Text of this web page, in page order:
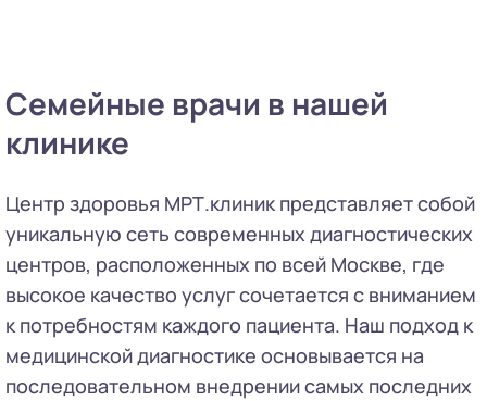
Семейные врачи в нашей
клинике
Центр здоровья МРТ.клиник представляет собой
уникальную сеть современных диагностических
центров, расположенных по всей Москве, где
высокое качество услуг сочетается с вниманием
к потребностям каждого пациента. Наш подход к
медицинской диагностике основывается на
последовательном внедрении самых последних